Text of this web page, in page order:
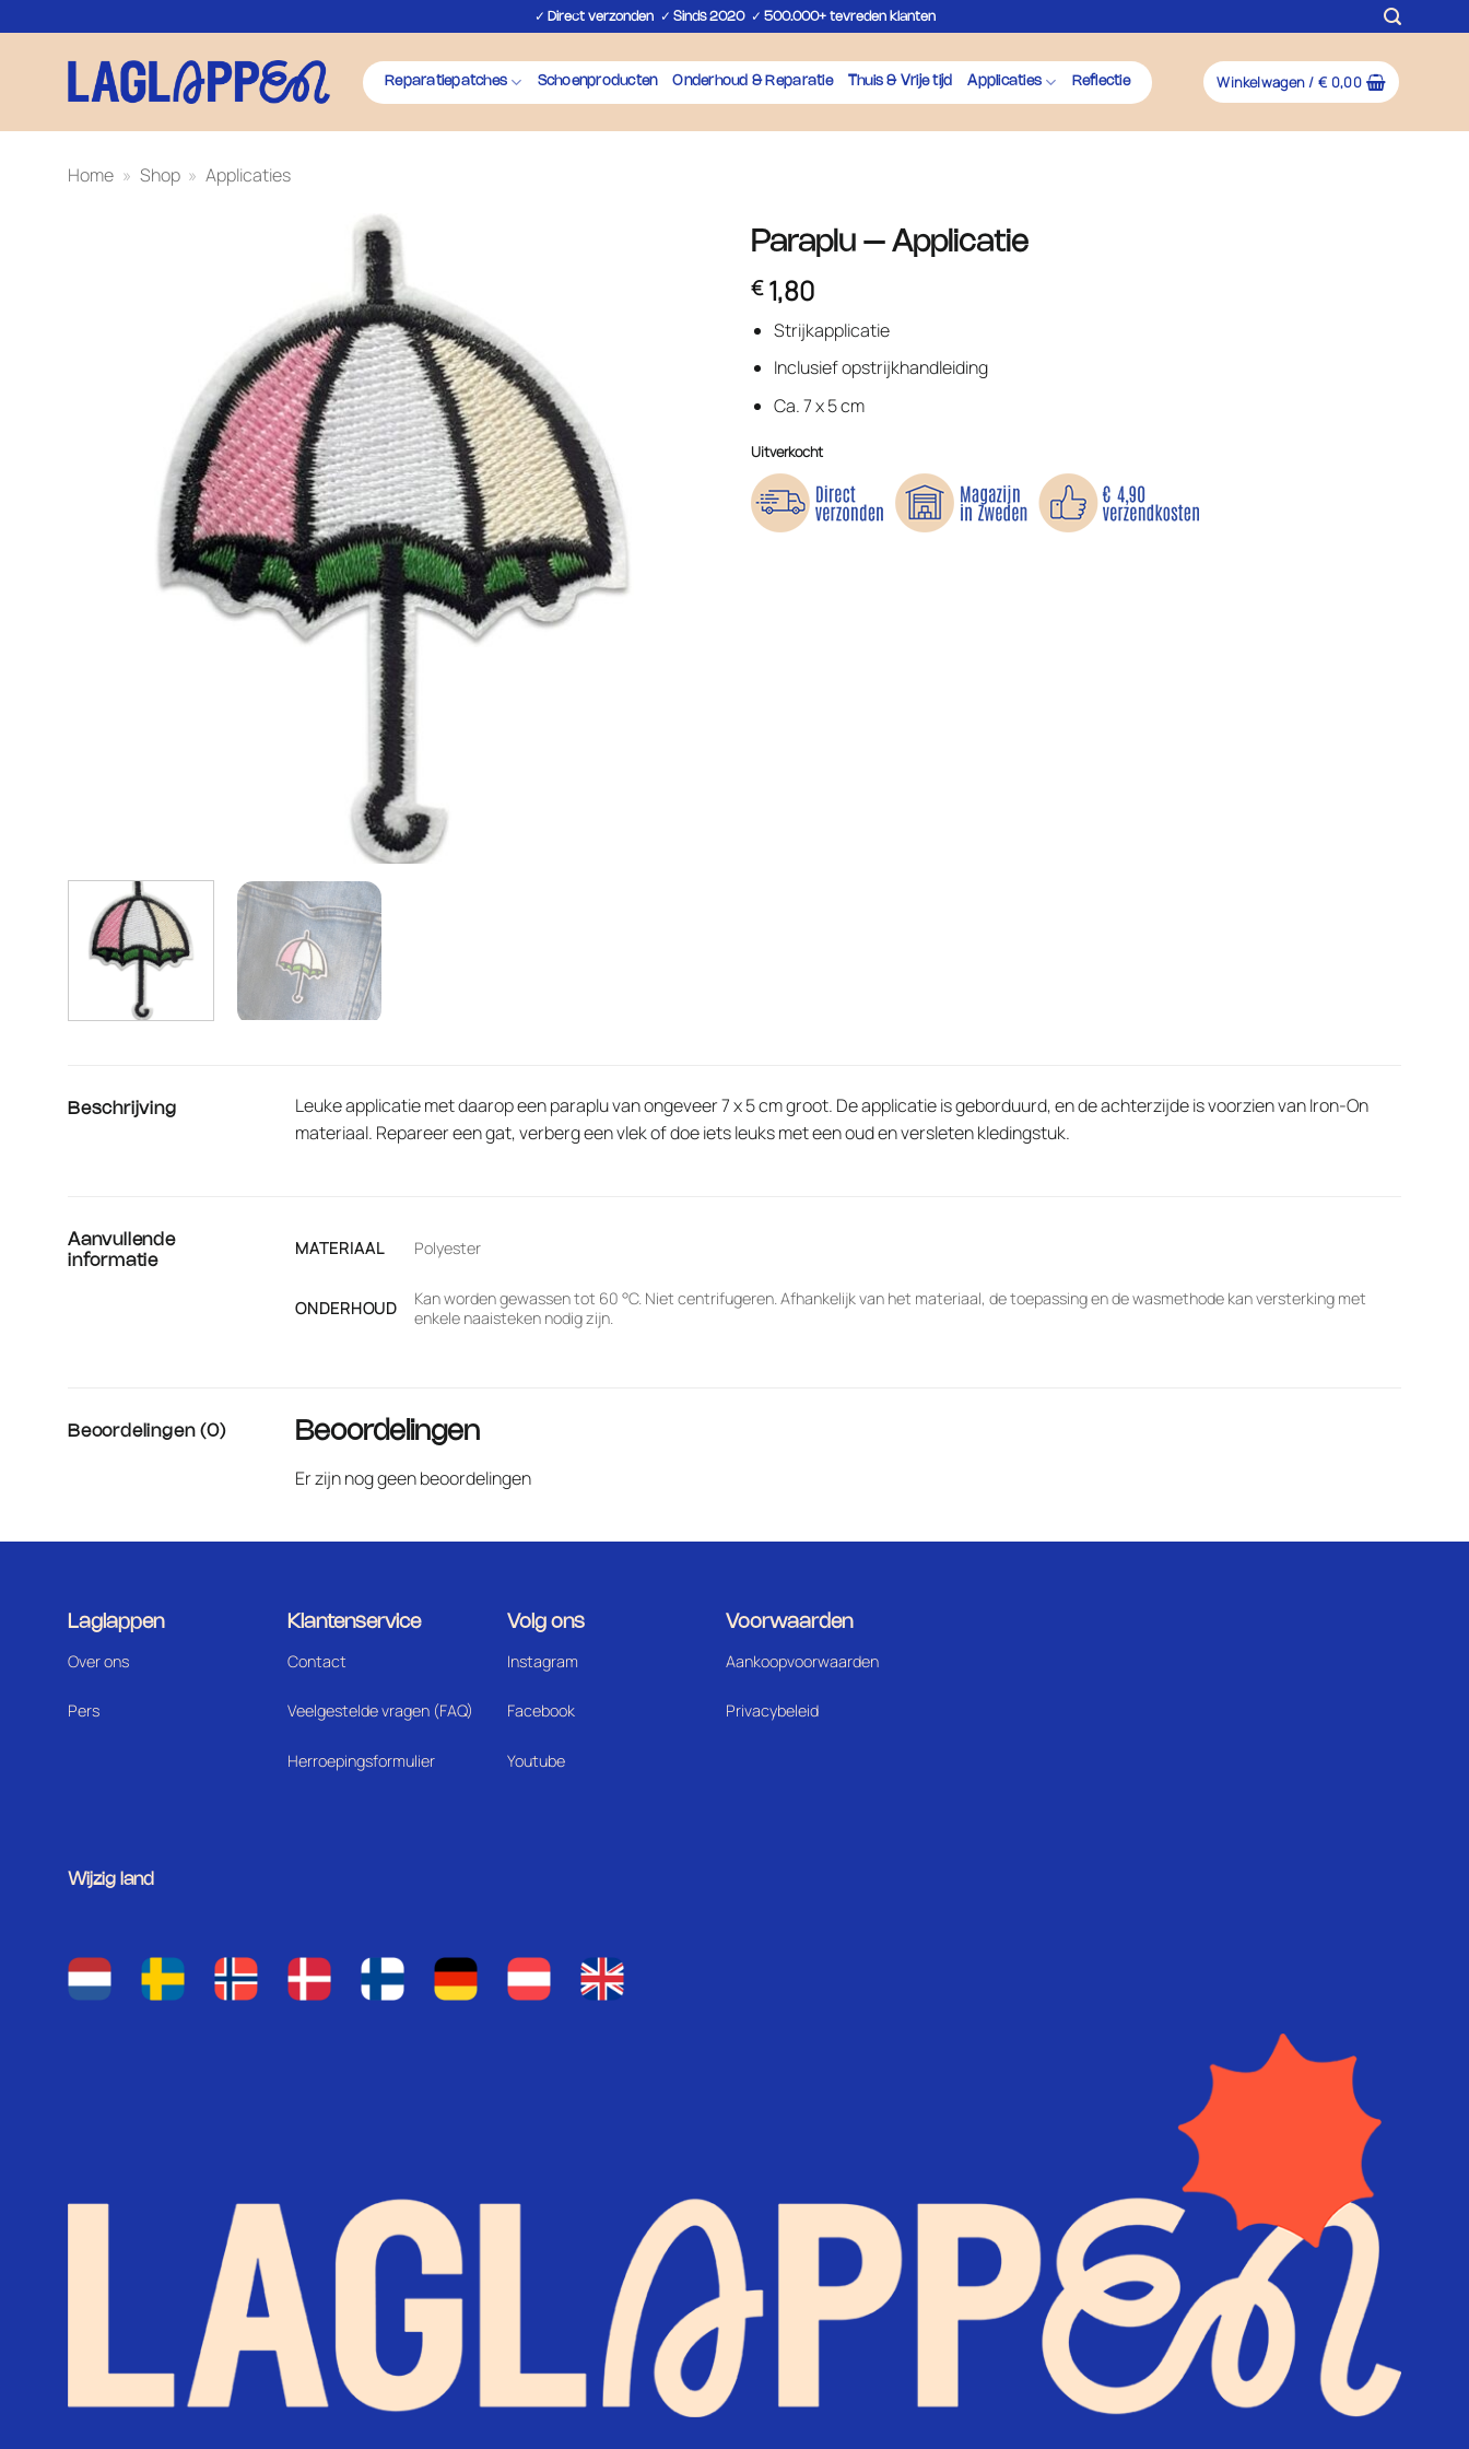
naar
✓ Direct verzonden✓ Sinds 2020✓ 500.000+ tevreden klanten
Reparatiepatches Schoenproducten Onderhoud & Reparatie Thuis & Vrije tijd Applicaties Reflectie Winkelwagen / € 0,00
Home » Shop » Applicaties
Paraplu – Applicatie
€1,80
Strijkapplicatie
Inclusief opstrijkhandleiding
Ca. 7 x 5 cm
Uitverkocht
Beschrijving
Leuke applicatie met daarop een paraplu van ongeveer 7 x 5 cm groot. De applicatie is geborduurd, en de achterzijde is voorzien van Iron-On
materiaal. Repareer een gat, verberg een vlek of doe iets leuks met een oud en versleten kledingstuk.
Aanvullende
informatie
MATERIAAL Polyester
ONDERHOUD
Kan worden gewassen tot 60 °C. Niet centrifugeren. Afhankelijk van het materiaal, de toepassing en de wasmethode kan versterking met
enkele naaisteken nodig zijn.
Beoordelingen (0) Beoordelingen
Er zijn nog geen beoordelingen
Laglappen
Over ons
Pers
Klantenservice
Contact
Veelgestelde vragen (FAQ)
Herroepingsformulier
Volg ons
Instagram
Facebook
Youtube
Voorwaarden
Aankoopvoorwaarden
Privacybeleid
Wijzig land